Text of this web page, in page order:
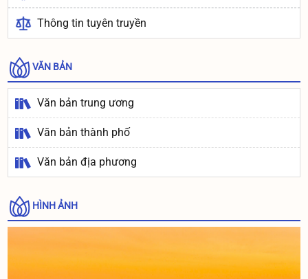
Thông tin tuyên truyền
VĂN BẢN
Văn bản trung ương
Văn bản thành phố
Văn bản địa phương
HÌNH ẢNH